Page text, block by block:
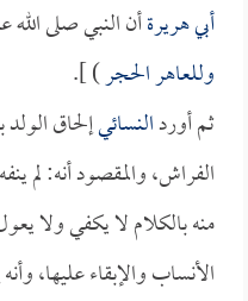
أبي هريرةأن النبي صلى
وللعاهر الحجر) ].
ثم أوردالنسائيإلحاق
الفراش، والمقصود أنه: لم
منه بالكلام لا يكفي ولا
الأنساب والإبقاء عليها،